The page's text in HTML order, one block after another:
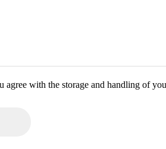
agree with the storage and handling of